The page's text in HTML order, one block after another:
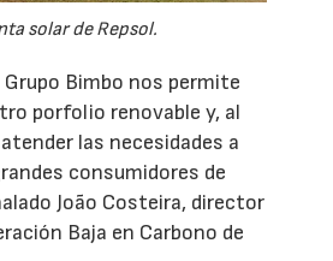
solar de Repsol.
Grupo Bimbo nos permite
porfolio renovable y, al
las necesidades a
consumidores de
João Costeira, director
Baja en Carbono de